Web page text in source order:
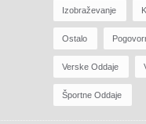
Izobraževanje
Ostalo
Verske Oddaje
Športne Oddaje